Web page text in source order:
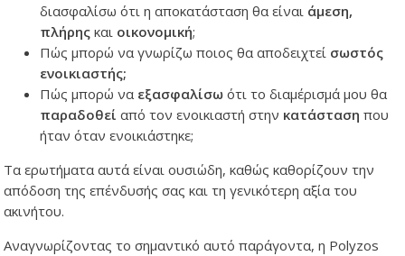
διασφαλίσω ότι η αποκατάσταση θα είναι άμεση,
πλήρης και οικονομική;
Πώς μπορώ να γνωρίζω ποιος θα αποδειχτεί σωστός
ενοικιαστής;
Πώς μπορώ να εξασφαλίσωότι το διαμέρισμά μου θα
παραδοθεί από τον ενοικιαστή στην κατάστασηπου
ήταν όταν ενοικιάστηκε;
Τα ερωτήματα αυτά είναι ουσιώδη, καθώς καθορίζουν την
απόδοση της επένδυσής σας και τη γενικότερη αξία του
ακινήτου.
Αναγνωρίζοντας το σημαντικό αυτό παράγοντα, η Polyzos